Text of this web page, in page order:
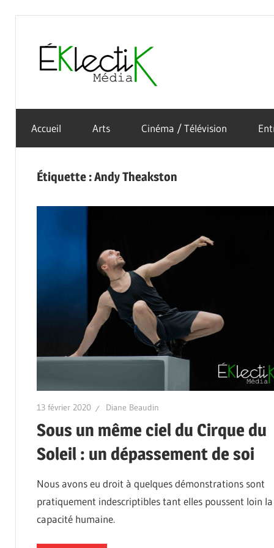
content
Média
culture
sous
toutes
formes
Accueil Arts Cinéma / Télévision
Étiquette :Andy Theakston
13 février 2020 Diane Beaudin
Sous un même ciel du Cirque du
Soleil : un dépassement de soi
Nous avons eu droit à quelques démonstrations sont
pratiquement indescriptibles tant elles poussent loin la
capacité humaine.